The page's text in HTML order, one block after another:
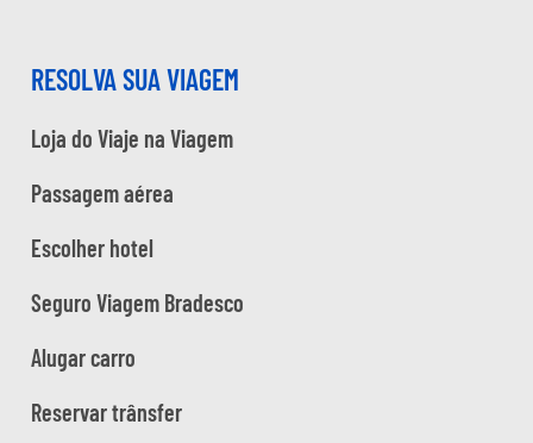
RESOLVA SUA VIAGEM
Loja do Viaje na Viagem
Passagem aérea
Escolher hotel
Seguro Viagem Bradesco
Alugar carro
Reservar trânsfer